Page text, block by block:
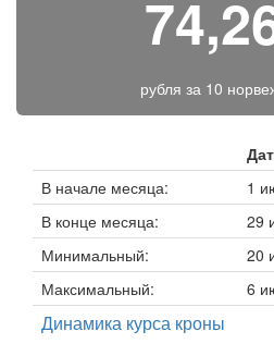
рубля за 10
В начале месяца:
1
В конце месяца:
29
Минимальный:
20
Максимальный:
6
Динамика курса кроны